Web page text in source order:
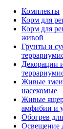
Комплекты
Корм для
Корм для
живой
Грунты и
Декорации
Живые
насекомые
Живые
амфибии и
Обогрев
Освещение